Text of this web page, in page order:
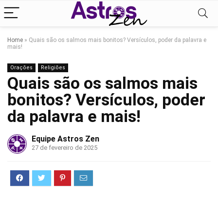
Home » Quais são os salmos mais bonitos? Versículos, poder da palavra e
mais!
Orações Religiões
Quais são os salmos mais
bonitos? Versículos, poder
da palavra e mais!
Equipe Astros Zen
27 de fevereiro de 2025